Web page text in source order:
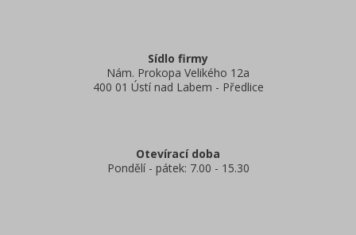
Sídlo firmy
Nám. Prokopa Velikého 12a
400 01 Ústí nad Labem - Předlice
Otevírací doba
Pondělí - pátek: 7.00 - 15.30